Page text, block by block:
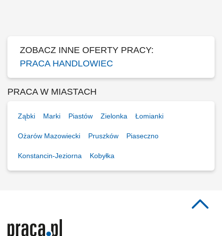
ZOBACZ INNE OFERTY PRACY:
PRACA HANDLOWIEC
PRACA W MIASTACH
Ząbki Marki Piastów Zielonka Łomianki
Ożarów Mazowiecki Pruszków Piaseczno
Konstancin-Jeziorna Kobyłka